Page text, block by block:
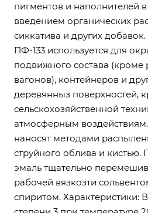
пигментов и наполнителей
введением органических
сиккатива и других
ПФ-133 используется для
подвижного состава
вагонов), контейнеров и
деревянныз поверхностей,
сельскохозяйственной
атмосферным
наносят методами
струйного облива и
эмаль тщательно
рабочей вязкозти
спиритом. Характеристики: